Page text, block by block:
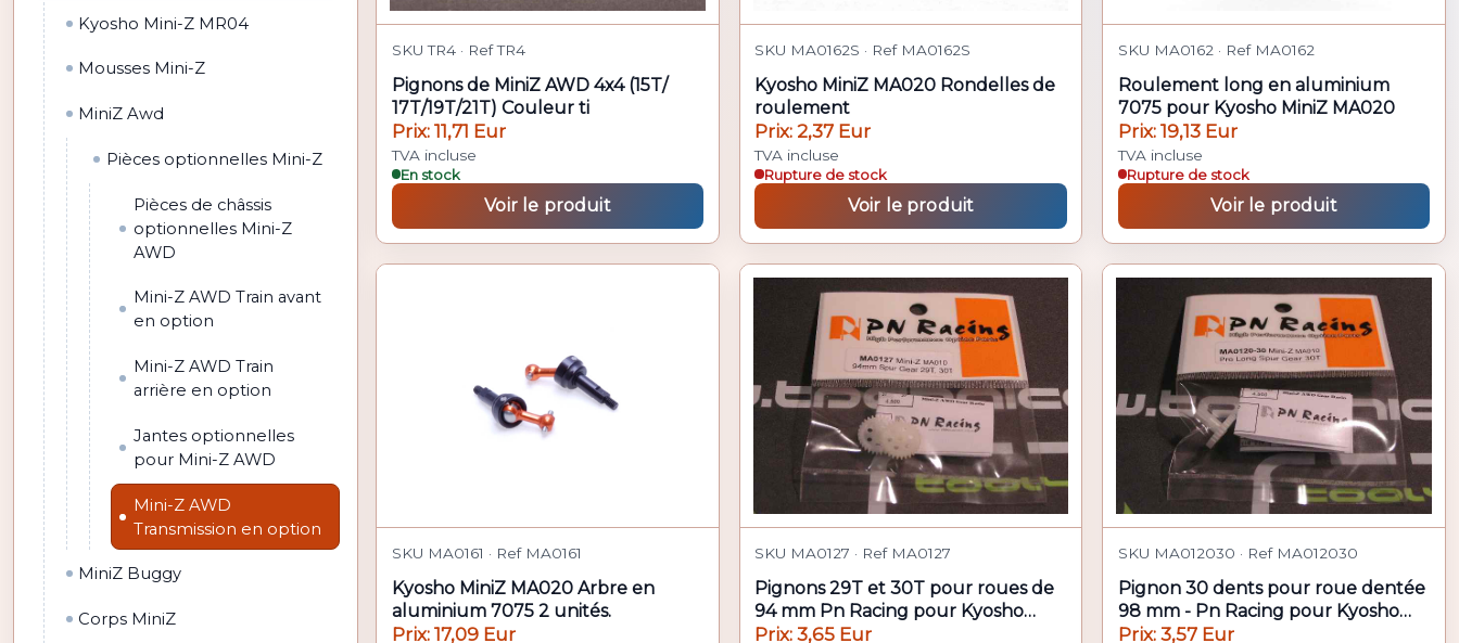
Kyosho Mini-Z MR04
Mousses Mini-Z
MiniZ Awd
Pièces optionnelles Mini-Z
Pièces de châssis
optionnelles Mini-Z
AWD
Mini-Z AWD Train avant
en option
Mini-Z AWD Train
arrière en option
Jantes optionnelles
pour Mini-Z AWD
Mini-Z AWD
Transmission en option
MiniZ Buggy
Corps MiniZ
SKU TR4 · Ref TR4
Pignons de MiniZ AWD 4x4 (15T/
17T/19T/21T) Couleur ti
Prix: 11,71 Eur
TVA incluse
En stock
Voir le produit
SKU MA0162S · Ref MA0162S
Kyosho MiniZ MA020 Rondelles de
roulement
Prix: 2,37 Eur
TVA incluse
Rupture de stock
Voir le produit
SKU MA0162 · Ref MA0162
Roulement long en aluminium
7075 pour Kyosho MiniZ MA020
Prix: 19,13 Eur
TVA incluse
Rupture de stock
Voir le produit
SKU MA0161 · Ref MA0161
Kyosho MiniZ MA020 Arbre en
aluminium 7075 2 unités.
Prix: 17,09 Eur
SKU MA0127 · Ref MA0127
Pignons 29T et 30T pour roues de
94 mm Pn Racing pour Kyosho
MiniZ AWD
Prix: 3,65 Eur
SKU MA012030 · Ref MA012030
Pignon 30 dents pour roue dentée
98 mm - Pn Racing pour Kyosho
MiniZ A
Prix: 3,57 Eur